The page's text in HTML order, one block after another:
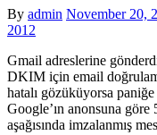
By admin November 20,
2012
Gmail adreslerine
DKIM için email
hatalı gözüküyorsa paniğe
Google’ın anonsuna göre
aşağısında imzalanmış